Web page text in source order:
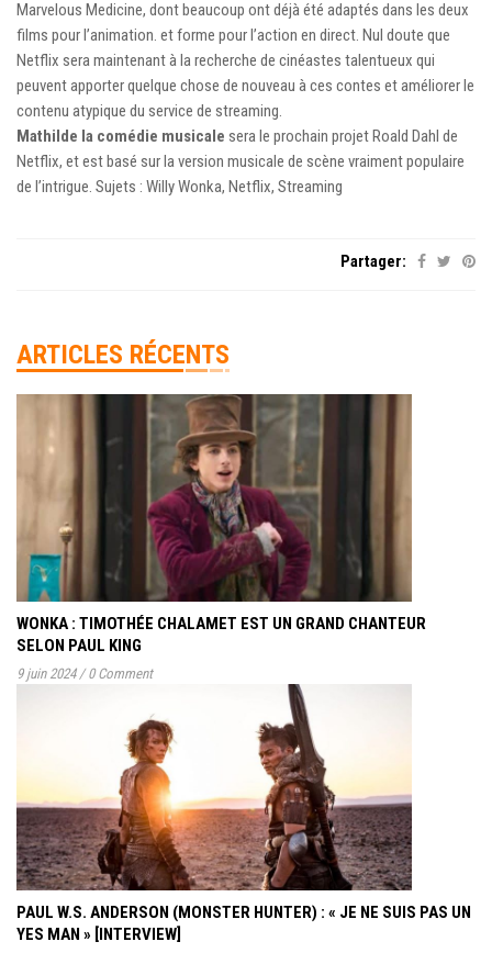
Marvelous Medicine, dont beaucoup ont déjà été adaptés dans les deux
films pour l’animation. et forme pour l’action en direct. Nul doute que
Netflix sera maintenant à la recherche de cinéastes talentueux qui
peuvent apporter quelque chose de nouveau à ces contes et améliorer le
contenu atypique du service de streaming.
Mathilde la comédie musicale sera le prochain projet Roald Dahl de
Netflix, et est basé sur la version musicale de scène vraiment populaire
de l’intrigue. Sujets : Willy Wonka, Netflix, Streaming
Partager:
ARTICLES RÉCENTS
WONKA : TIMOTHÉE CHALAMET EST UN GRAND CHANTEUR
SELON PAUL KING
9 juin 2024 / 0 Comment
PAUL W.S. ANDERSON (MONSTER HUNTER) : « JE NE SUIS PAS UN
YES MAN » [INTERVIEW]